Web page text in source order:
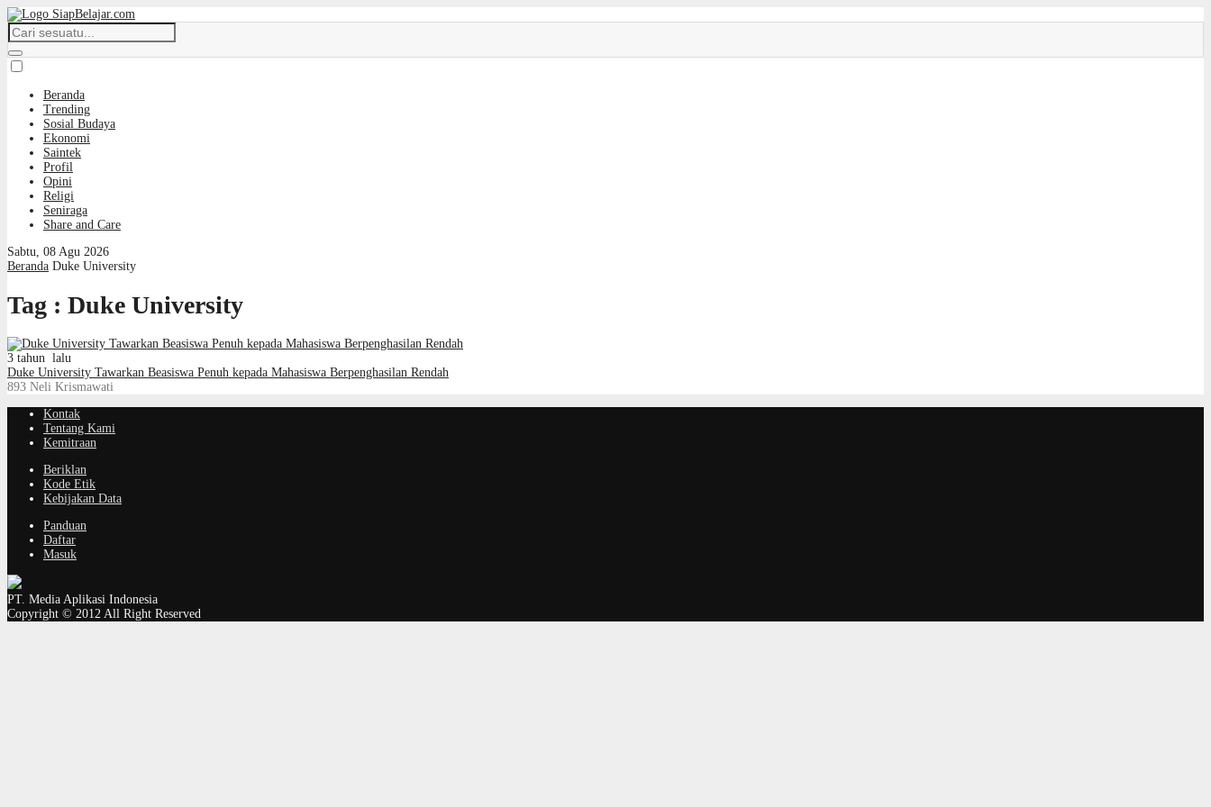
Beranda
Trending
Sosial Budaya
Ekonomi
Saintek
Profil
Opini
Religi
Seniraga
Share and Care
Sabtu, 08 Agu 2026
Beranda Duke University
Tag : Duke University
3 tahun lalu
Duke University Tawarkan Beasiswa Penuh kepada Mahasiswa Berpenghasilan Rendah
893 Neli Krismawati
Kontak
Tentang Kami
Kemitraan
Beriklan
Kode Etik
Kebijakan Data
Panduan
Daftar
Masuk
PT. Media Aplikasi Indonesia
Copyright © 2012 All Right Reserved